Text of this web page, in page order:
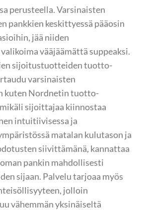
perusteella. Varsinaisten
pankkien keskittyessä pääosin
jää niiden
vääjäämättä suppeaksi.
sijoitustuotteiden tuotto-
varsinaisten
kuten Nordnetin tuotto-
sijoittajaa kiinnostaa
intuitiivisessa ja
matalan kulutason ja
siivittämänä, kannattaa
pankin mahdollisesti
sijaan. Palvelu tarjoaa myös
jolloin
vähemmän yksinäiseltä